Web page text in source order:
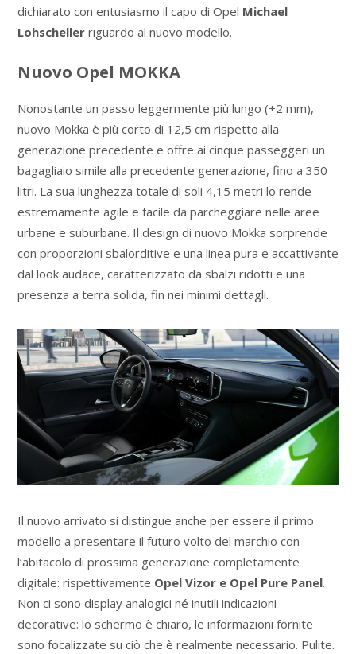
dichiarato con entusiasmo il capo di Opel Michael
Lohschellerriguardo al nuovo modello.
Nuovo Opel MOKKA
Nonostante un passo leggermente più lungo (+2 mm),
nuovo Mokka è più corto di 12,5 cm rispetto alla
generazione precedente e offre ai cinque passeggeri un
bagagliaio simile alla precedente generazione, fino a 350
litri. La sua lunghezza totale di soli 4,15 metri lo rende
estremamente agile e facile da parcheggiare nelle aree
urbane e suburbane. Il design di nuovo Mokka sorprende
con proporzioni sbalorditive e una linea pura e accattivante
dal look audace, caratterizzato da sbalzi ridotti e una
presenza a terra solida, fin nei minimi dettagli.
Il nuovo arrivato si distingue anche per essere il primo
modello a presentare il futuro volto del marchio con
l’abitacolo di prossima generazione completamente
digitale: rispettivamente Opel Vizor e Opel Pure Panel.
Non ci sono display analogici né inutili indicazioni
decorative: lo schermo è chiaro, le informazioni fornite
sono focalizzate su ciò che è realmente necessario. Pulite.